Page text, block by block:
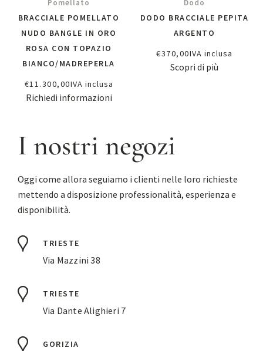
Pomellato
BRACCIALE POMELLATO
NUDO BANGLE IN ORO
ROSA CON TOPAZIO
BIANCO/MADREPERLA
€11.300,00IVA inclusa
Richiedi informazioni
Dodo
DODO BRACCIALE PEPITA
ARGENTO
€370,00IVA inclusa
Scopri di più
I nostri negozi
Oggi come allora seguiamo i clienti nelle loro richieste
mettendo a disposizione professionalità, esperienza e
disponibilità.
TRIESTE
Via Mazzini 38
TRIESTE
Via Dante Alighieri 7
GORIZIA